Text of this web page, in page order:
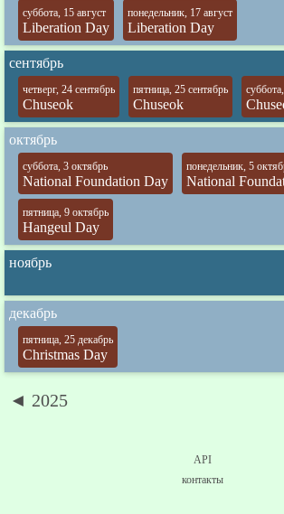
суббота, 15 август
Liberation Day
понедельник, 17 август
Liberation Day
сентябрь
четверг, 24 сентябрь
Chuseok
пятница, 25 сентябрь
Chuseok
октябрь
суббота, 3 октябрь
National Foundation Day
понедельник, 5
National
пятница, 9 октябрь
Hangeul Day
ноябрь
декабрь
пятница, 25 декабрь
Christmas Day
◄ 2025
API
контакты